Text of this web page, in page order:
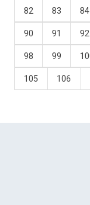
82 83 84
90 91 92
98 99
105 106